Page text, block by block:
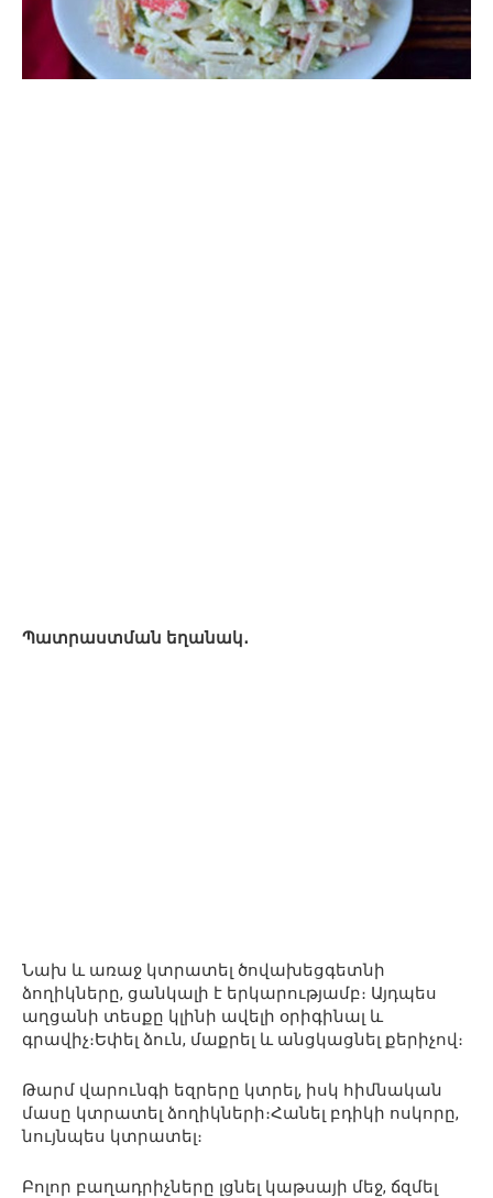
Պատրաստման եղանակ․
Նախ և առաջ կտրատել ծովախեցգետնի
ձողիկները, ցանկալի է երկարությամբ։ Այդպես
աղցանի տեսքը կլինի ավելի օրիգինալ և
գրավիչ։Եփել ձուն, մաքրել և անցկացնել քերիչով։
Թարմ վարունգի եզրերը կտրել, իսկ հիմնական
մասը կտրատել ձողիկների։Հանել բդիկի ոսկորը,
նույնպես կտրատել։
Բոլոր բաղադրիչները լցնել կաթսայի մեջ, ճզմել